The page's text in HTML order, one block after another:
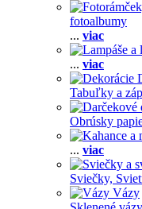
fotoalbumy
... viac
... viac
Tabuľky a
Obrúsky
... viac
Sviečky,
Vázy